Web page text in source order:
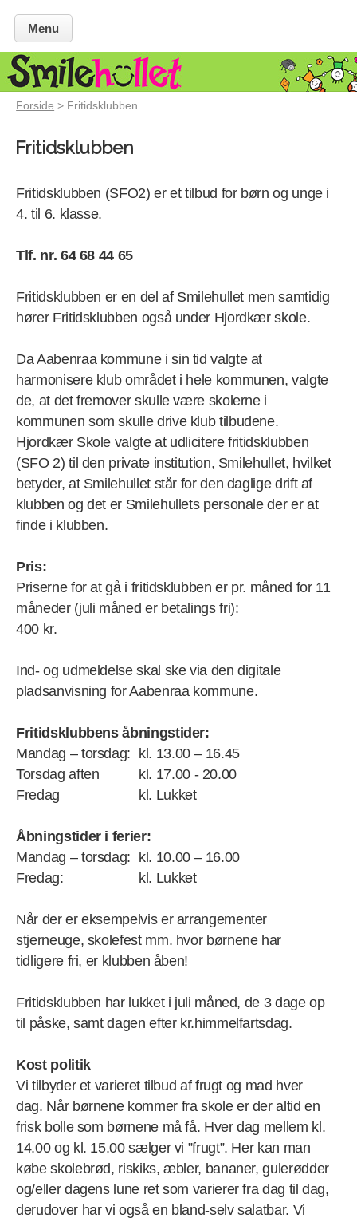
Menu
Forside > Fritidsklubben
Fritidsklubben
Fritidsklubben (SFO2) er et tilbud for børn og unge i
4. til 6. klasse.
Tlf. nr. 64 68 44 65
Fritidsklubben er en del af Smilehullet men samtidig
hører Fritidsklubben også under Hjordkær skole.
Da Aabenraa kommune i sin tid valgte at
harmonisere klub området i hele kommunen, valgte
de, at det fremover skulle være skolerne i
kommunen som skulle drive klub tilbudene.
Hjordkær Skole valgte at udlicitere fritidsklubben
(SFO 2) til den private institution, Smilehullet, hvilket
betyder, at Smilehullet står for den daglige drift af
klubben og det er Smilehullets personale der er at
finde i klubben.
Pris:
Priserne for at gå i fritidsklubben er pr. måned for 11
måneder (juli måned er betalings fri):
400 kr.
Ind- og udmeldelse skal ske via den digitale
pladsanvisning for Aabenraa kommune.
Fritidsklubbens åbningstider:
Mandag – torsdag:
kl. 13.00 – 16.45
Torsdag aften
kl. 17.00 - 20.00
Fredag
kl. Lukket
Åbningstider i ferier:
Mandag – torsdag:
kl. 10.00 – 16.00
Fredag:
kl. Lukket
Når der er eksempelvis er arrangementer
stjerneuge, skolefest mm. hvor børnene har
tidligere fri, er klubben åben!
Fritidsklubben har lukket i juli måned, de 3 dage op
til påske, samt dagen efter kr.himmelfartsdag.
Kost politik
Vi tilbyder et varieret tilbud af frugt og mad hver
dag. Når børnene kommer fra skole er der altid en
frisk bolle som børnene må få. Hver dag mellem kl.
14.00 og kl. 15.00 sælger vi ”frugt”. Her kan man
købe skolebrød, riskiks, æbler, bananer, gulerødder
og/eller dagens lune ret som varierer fra dag til dag,
derudover har vi også en bland-selv salatbar. Vi